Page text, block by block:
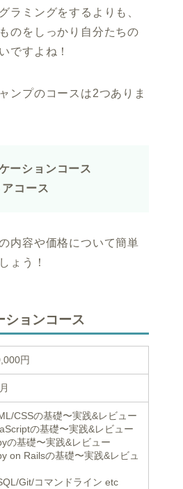
ラミングをするよりも、
のをしっかり自分たちの
ですよね！
ンプのコースは2つありま
ーションコース
コース
内容や価格について簡単
ょう！
ションコース
円
CSSの基礎〜実践&レビュー
の基礎〜実践&レビュー
の基礎〜実践&レビュー
on Railsの基礎〜実践&レビュ
Git/コマンドライン etc